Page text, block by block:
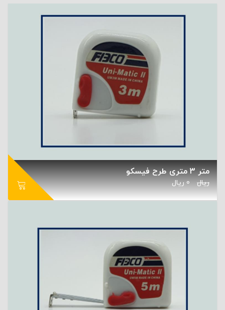
متر 3 متری طرح فیسکو
ریال 0 ریال